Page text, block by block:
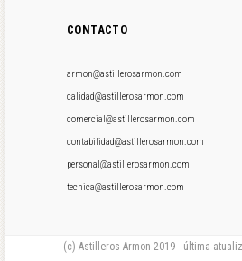
CONTACTO
armon@astillerosarmon.com
calidad@astillerosarmon.com
comercial@astillerosarmon.com
contabilidad@astillerosarmon.com
personal@astillerosarmon.com
tecnica@astillerosarmon.com
(c) Astilleros Armon 2019 - última